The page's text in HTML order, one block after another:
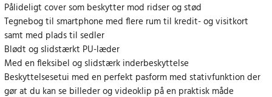
Pålideligt cover som beskytter mod ridser og stød
Tegnebog til smartphone med flere rum til kredit- og visitkort
samt med plads til sedler
Blødt og slidstærkt PU-læder
Med en fleksibel og slidstærk inderbeskyttelse
Beskyttelsesetui med en perfekt pasform med stativfunktion der
gør at du kan se billeder og videoklip på en praktisk måde